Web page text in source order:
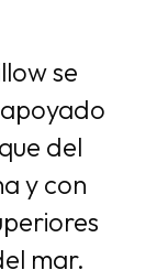
se
del
y con
mar.